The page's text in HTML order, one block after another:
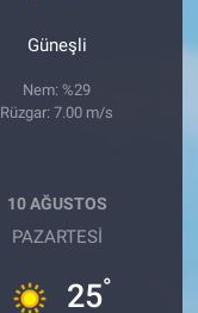
Güneşli
Nem: %29
Rüzgar: 7.00 m/s
10 AĞUSTOS
PAZARTESI
25°